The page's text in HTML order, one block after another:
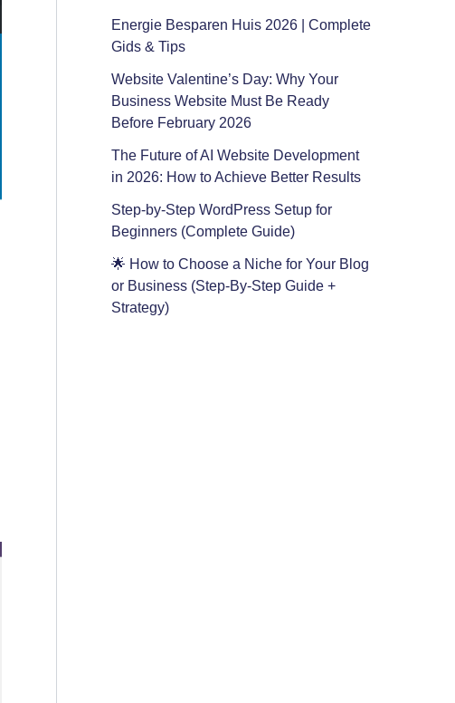
Energie Besparen Huis 2026 | Complete
Gids & Tips
Website Valentine’s Day: Why Your
Business Website Must Be Ready
Before February 2026
The Future of AI Website Development
in 2026: How to Achieve Better Results
Step-by-Step WordPress Setup for
Beginners (Complete Guide)
🌟 How to Choose a Niche for Your Blog
or Business (Step-By-Step Guide +
Strategy)